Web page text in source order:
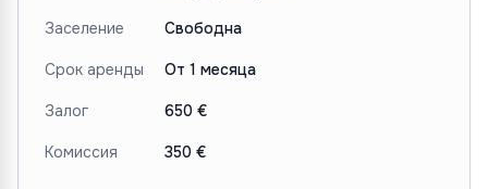
Заселение Свободна
Срок аренды От 1 месяца
Залог 650 €
Комиссия 350 €